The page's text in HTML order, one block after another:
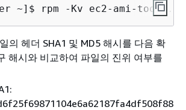
~]$ rpm -Kv ec2-ami-
의 헤더 SHA1 및 MD5 해시를 다음 확
해시와 비교하여 파일의 진위 여부를